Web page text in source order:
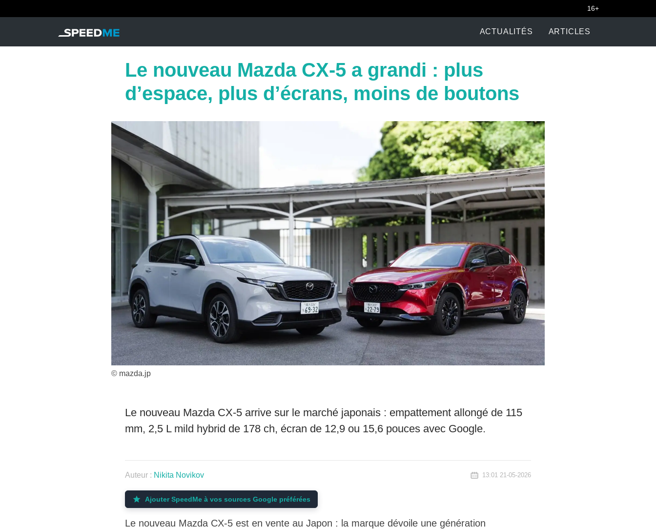
16+
ACTUALITÉS ARTICLES
Le nouveau Mazda CX-5 a grandi : plus
d’espace, plus d’écrans, moins de boutons
© mazda.jp
Le nouveau Mazda CX-5 arrive sur le marché japonais : empattement allongé de 115
mm, 2,5 L mild hybrid de 178 ch, écran de 12,9 ou 15,6 pouces avec Google.
Auteur : Nikita Novikov 13:01 21-05-2026
Ajouter SpeedMe à vos sources Google préférées
Le nouveau Mazda CX-5 est en vente au Japon : la marque dévoile une génération